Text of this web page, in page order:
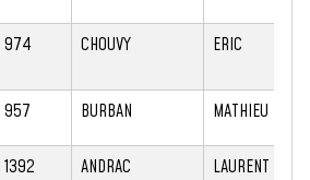
974 CHOUVY ERIC
957 BURBAN MATHIEU
1392 ANDRAC LAURENT